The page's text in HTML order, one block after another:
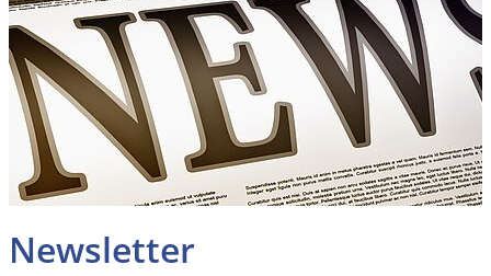
Newsletter